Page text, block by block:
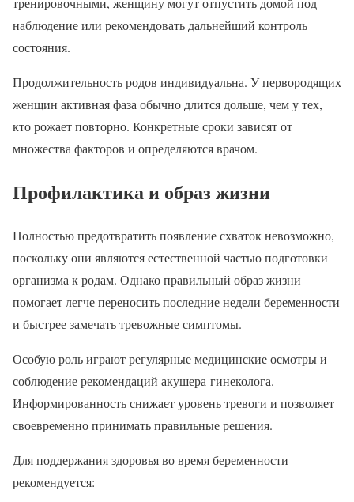
наблюдение или рекомендовать дальнейший контроль
состояния.
Продолжительность родов индивидуальна. У первородящих
женщин активная фаза обычно длится дольше, чем у тех,
кто рожает повторно. Конкретные сроки зависят от
множества факторов и определяются врачом.
Профилактика и образ жизни
Полностью предотвратить появление схваток невозможно,
поскольку они являются естественной частью подготовки
организма к родам. Однако правильный образ жизни
помогает легче переносить последние недели беременности
и быстрее замечать тревожные симптомы.
Особую роль играют регулярные медицинские осмотры и
соблюдение рекомендаций акушера-гинеколога.
Информированность снижает уровень тревоги и позволяет
своевременно принимать правильные решения.
Для поддержания здоровья во время беременности
рекомендуется: